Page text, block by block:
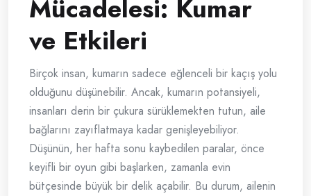
Mücadelesi: Kumar
ve Etkileri
Birçok insan, kumarın sadece eğlenceli bir kaçış yolu
olduğunu düşünebilir. Ancak, kumarın potansiyeli,
insanları derin bir çukura sürüklemekten tutun, aile
bağlarını zayıflatmaya kadar genişleyebiliyor.
Düşünün, her hafta sonu kaybedilen paralar, önce
keyifli bir oyun gibi başlarken, zamanla evin
bütçesinde büyük bir delik açabilir. Bu durum, ailenin